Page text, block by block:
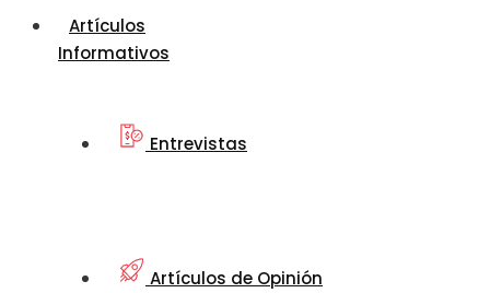
Artículos
Informativos
Entrevistas
Artículos de Opinión